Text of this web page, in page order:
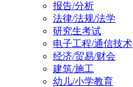
报告/分析
法律/法规/法学
研究生考试
电子工程/通信技术
经济/贸易/财会
建筑/施工
幼儿/小学教育